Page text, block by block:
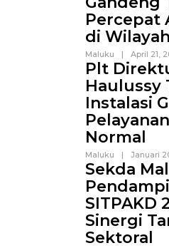
Percepat
di
Maluku | April 21,
Plt
Haulussy
Instalasi
Normal
Maluku | Januari
Sekda
SITPAKD
Sinergi
Sektoral